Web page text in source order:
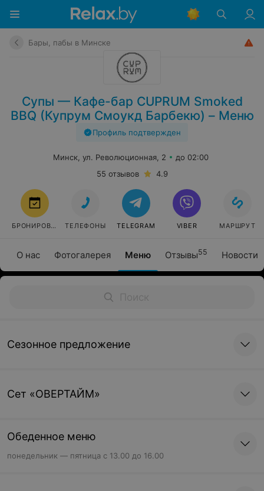
Бары, пабы в Минске
Супы — Кафе-бар CUPRUM Smoked
BBQ (Купрум Смоукд Барбекю) – Меню
Профиль подтвержден
О нас Фотогалерея Меню Отзывы55 Новости
Минск, ул. Революционная, 2
до 02:00
55 отзывов
4.9
БРОНИРОВАТЬ ТЕЛЕФОНЫ TELEGRAM VIBER МАРШРУТ
Сезонное предложение
Cет «ОВЕРТАЙМ»
Обеденное меню
понедельник — пятница с 13.00 до 16.00